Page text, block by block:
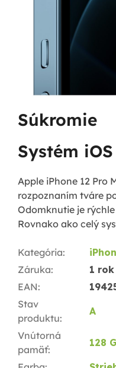
Súkromie
Systém
Apple iPhone 12 Pro
rozpoznaním tváre
Odomknutie je
Rovnako ako celý
Kategória:
Záruka:
1 rok
EAN:
Stav
produktu:
A
Vnútorná
pamäť:
128